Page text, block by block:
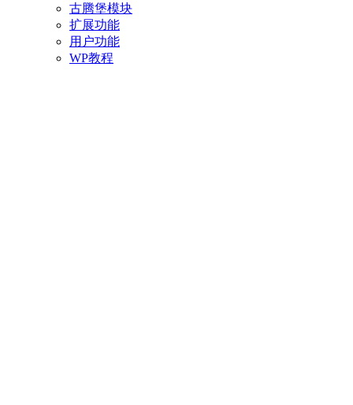
古腾堡模块
扩展功能
用户功能
WP教程